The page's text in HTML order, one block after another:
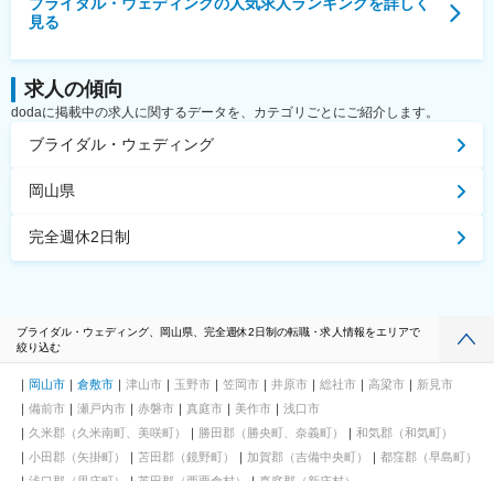
見る
求人の傾向
dodaに掲載中の求人に関するデータを、カテゴリごとにご紹介します。
ブライダル・ウェディング
岡山県
完全週休2日制
ブライダル・ウェディング、岡山県、完全週休2日制の転職・求人情報をエリアで
絞り込む
岡山市 倉敷市 津山市 玉野市 笠岡市 井原市 総社市 高梁市
新見市
備前市
瀬戸内市 赤磐市 真庭市 美作市
浅口市
久米郡（久米南町、美咲町）
勝田郡（勝央町、奈義町）
和気郡（和気町）
小田郡（矢掛町）
苫田郡（鏡野町） 加賀郡（吉備中央町）
都窪郡（早島町）